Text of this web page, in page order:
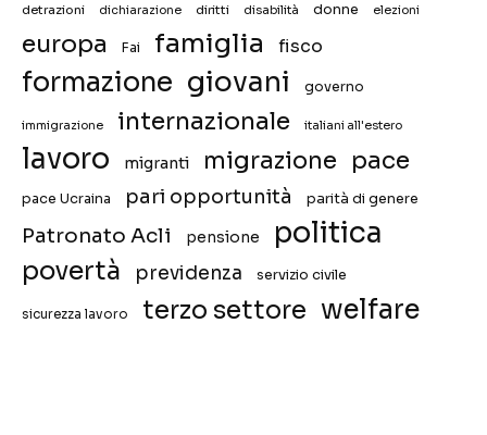
detrazioni dichiarazione diritti disabilità donne elezioni
europa Fai famiglia fisco
formazione giovani governo
immigrazione internazionale italiani all'estero
lavoro migranti migrazione pace
pace Ucraina pari opportunità parità di genere
Patronato Acli pensione politica
povertà previdenza servizio civile
sicurezza lavoro terzo settore welfare